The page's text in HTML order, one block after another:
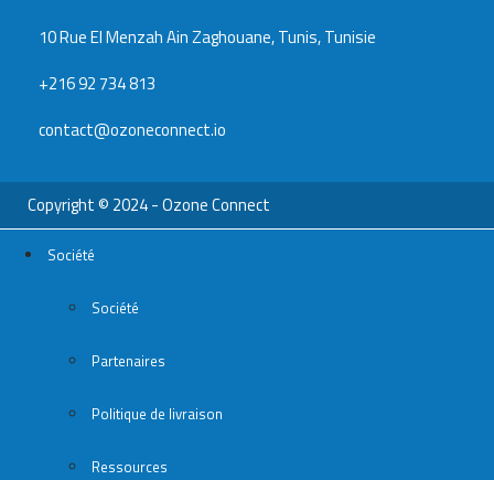
10 Rue El Menzah Ain Zaghouane, Tunis, Tunisie
+216 92 734 813
contact@ozoneconnect.io
Copyright © 2024 - Ozone Connect
Société
Société
Partenaires
Politique de livraison
Ressources